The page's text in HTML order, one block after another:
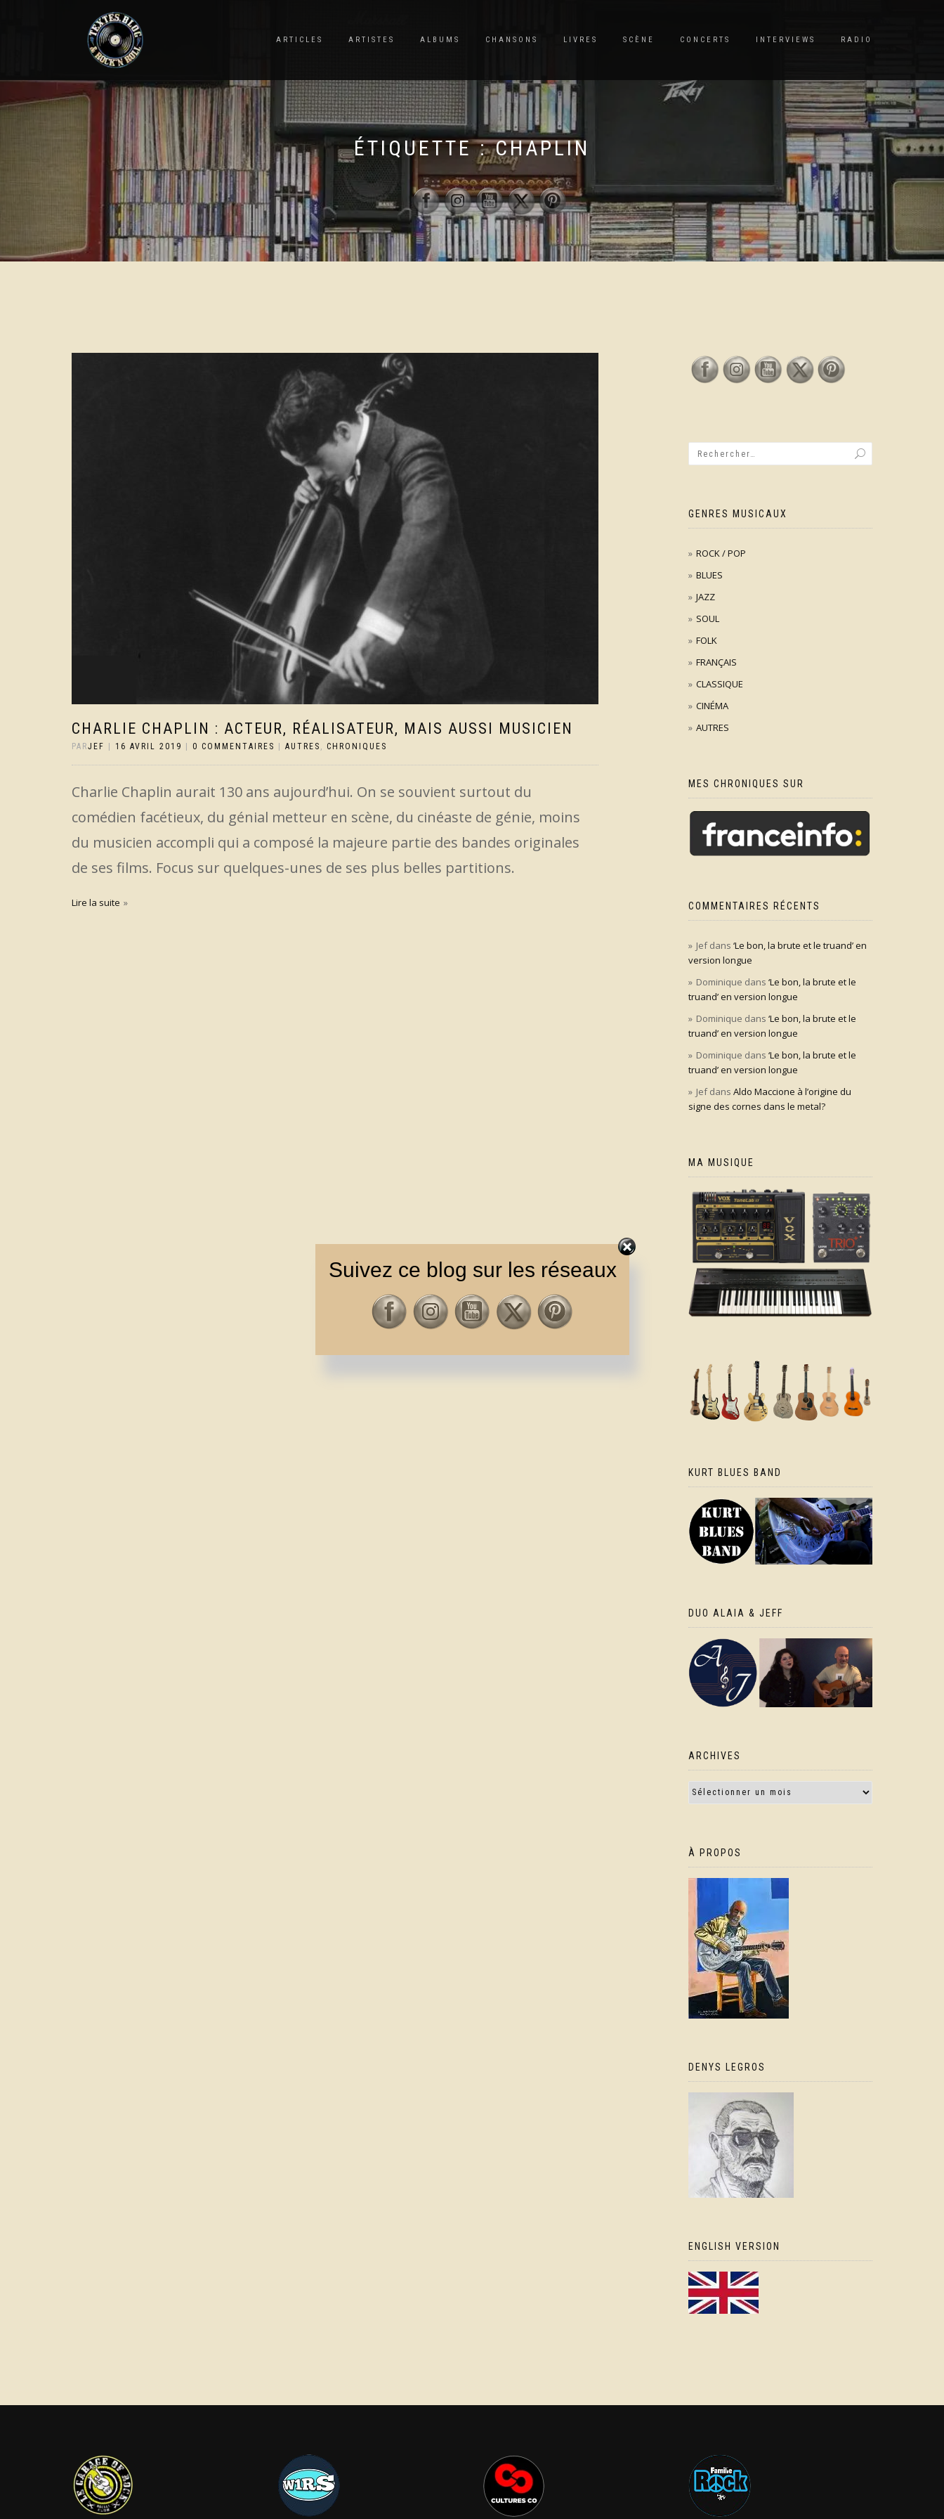
ARTICLES ARTISTES ALBUMS CHANSONS LIVRES SCÈNE CONCERTS INTERVIEWS RADIO
ÉTIQUETTE :CHAPLIN
CHARLIE CHAPLIN : ACTEUR, RÉALISATEUR, MAIS AUSSI MUSICIEN
PARJEF 16 AVRIL 2019 0 COMMENTAIRES AUTRES , CHRONIQUES
Charlie Chaplin aurait 130 ans aujourd’hui. On se souvient surtout du
comédien facétieux, du génial metteur en scène, du cinéaste de génie, moins
du musicien accompli qui a composé la majeure partie des bandes originales
de ses films. Focus sur quelques-unes de ses plus belles partitions.
Lire la suite
GENRES MUSICAUX
ROCK / POP
BLUES
JAZZ
SOUL
FOLK
FRANÇAIS
CLASSIQUE
CINÉMA
AUTRES
MES CHRONIQUES SUR
COMMENTAIRES RÉCENTS
Jefdans ‘Le bon, la brute et le truand’ en
version longue
Dominique dans ‘Le bon, la brute et le
truand’ en version longue
Dominique dans ‘Le bon, la brute et le
truand’ en version longue
Dominique dans ‘Le bon, la brute et le
truand’ en version longue
Jefdans Aldo Maccione à l’origine du
signe des cornes dans le metal?
MA MUSIQUE
KURT BLUES BAND
DUO ALAIA & JEFF
ARCHIVES
À PROPOS
DENYS LEGROS
ENGLISH VERSION
Suivez ce blog sur les réseaux